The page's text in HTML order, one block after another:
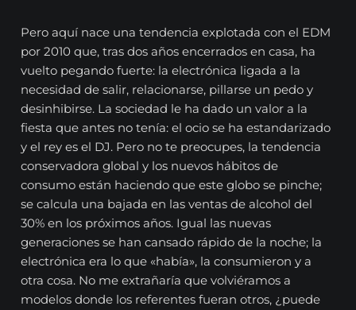
Pero aquí nace una tendencia explotada con el EDM
por 2010 que, tras dos años encerrados en casa, ha
vuelto pegando fuerte: la electrónica ligada a la
necesidad de salir, relacionarse, pillarse un pedo y
desinhibirse. La sociedad le ha dado un valor a la
fiesta que antes no tenía: el ocio se ha estandarizado
y el rey es el DJ. Pero no te preocupes, la tendencia
conservadora global y los nuevos hábitos de
consumo están haciendo que este globo se pinche;
se calcula una bajada en las ventas de alcohol del
30% en los próximos años. Igual las nuevas
generaciones se han cansado rápido de la noche; la
electrónica era lo que «había», la consumieron y a
otra cosa. No me extrañaría que volviéramos a
modelos donde los referentes fueran otros, ¿puede